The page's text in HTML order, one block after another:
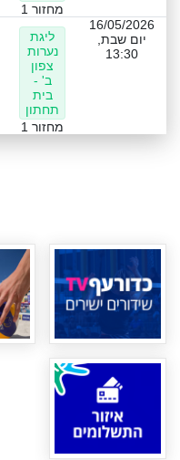
מחזור 1
16/05/2026
יום שבת,
13:30
ליגת
נערות
צפון
ב' -
בית
תחתון
מחזור 1